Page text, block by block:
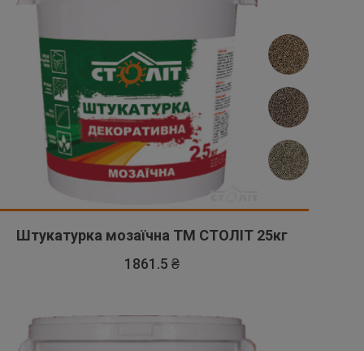
Штукатурка мозаїчна ТМ СТОЛІТ 25кг
1861.5 ₴